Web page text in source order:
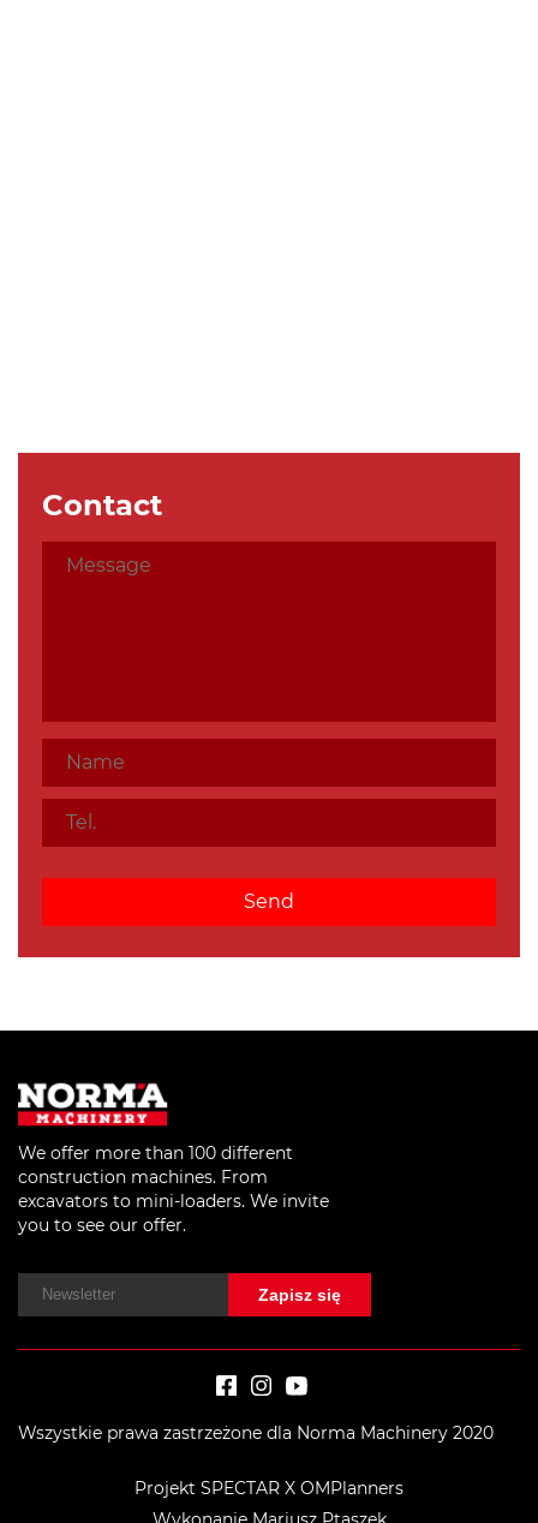
Contact
We offer more than 100 different
construction machines. From
excavators to mini-loaders. We invite
you to see our offer.
Wszystkie prawa zastrzeżone dla Norma Machinery 2020
Projekt SPECTAR X OMPlanners